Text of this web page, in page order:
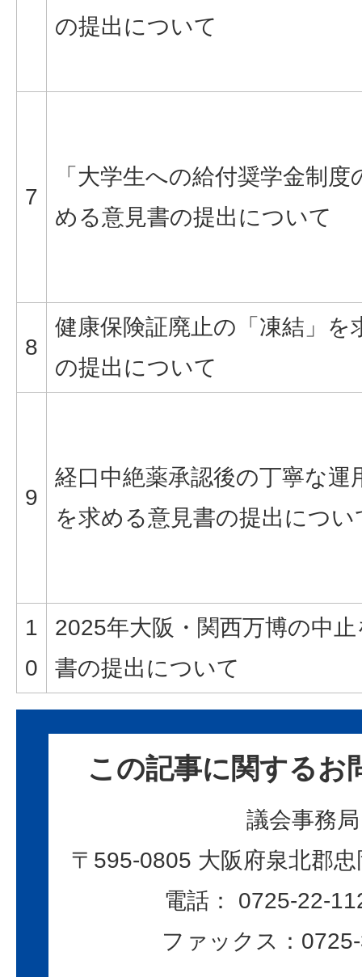
の提出について
7
「大学生への給付奨学金制
める意見書の提出について
8
健康保険証廃止の「凍結」を
の提出について
9
経口中絶薬承認後の丁寧な運
を求める意見書の提出につい
1
0
2025年大阪・関西万博の中
書の提出について
この記事に関するお
議会事務局
〒595-0805 大阪府泉北郡
電話： 0725-22-
ファックス：